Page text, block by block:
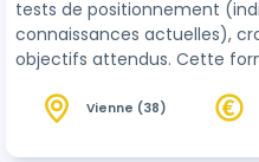
tests de positionnement
connaissances actuelles),
objectifs attendus. Cette formation vous
une approche sous forme
Vienne (38)